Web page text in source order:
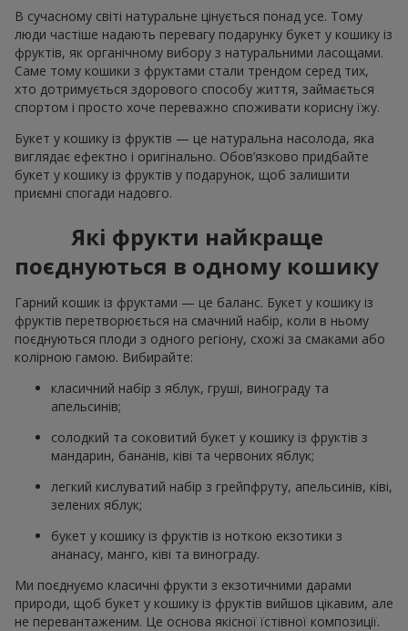
В сучасному світі натуральне цінується понад усе. Тому
люди частіше надають перевагу подарунку букет у кошику із
фруктів, як органічному вибору з натуральними ласощами.
Саме тому кошики з фруктами стали трендом серед тих,
хто дотримується здорового способу життя, займається
спортом і просто хоче переважно споживати корисну їжу.
Букет у кошику із фруктів — це натуральна насолода, яка
виглядає ефектно і оригінально. Обов’язково придбайте
букет у кошику із фруктів у подарунок, щоб залишити
приємні спогади надовго.
Які фрукти найкраще
поєднуються в одному кошику
Гарний кошик із фруктами — це баланс. Букет у кошику із
фруктів перетворюється на смачний набір, коли в ньому
поєднуються плоди з одного регіону, схожі за смаками або
колірною гамою. Вибирайте:
класичний набір з яблук, груші, винограду та
апельсинів;
солодкий та соковитий букет у кошику із фруктів з
мандарин, бананів, ківі та червоних яблук;
легкий кислуватий набір з грейпфруту, апельсинів, ківі,
зелених яблук;
букет у кошику із фруктів із ноткою екзотики з
ананасу, манго, ківі та винограду.
Ми поєднуємо класичні фрукти з екзотичними дарами
природи, щоб букет у кошику із фруктів вийшов цікавим, але
не перевантаженим. Це основа якісної їстівної композиції.